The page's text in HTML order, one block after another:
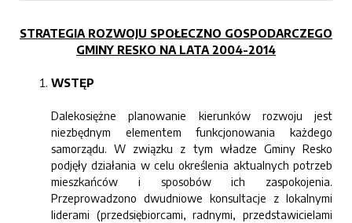
STRATEGIA ROZWOJU SPOŁECZNO GOSPODARCZEGO
GMINY RESKO NA LATA 2004-2014
WSTĘP
Dalekosiężne planowanie kierunków rozwoju jest
niezbędnym elementem funkcjonowania każdego
samorządu. W związku z tym władze Gminy Resko
podjęły działania w celu określenia aktualnych potrzeb
mieszkańców i sposobów ich zaspokojenia.
Przeprowadzono dwudniowe konsultacje z lokalnymi
liderami (przedsiębiorcami, radnymi, przedstawicielami